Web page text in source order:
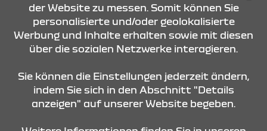
ÖFFNUNGSZEITEN
STANDORTE
der Website zu messen. Somit können Sie
personalisierte und/oder geolokalisierte
Werbung und Inhalte erhalten sowie mit diesen
über die sozialen Netzwerke interagieren.
Sie können die Einstellungen jederzeit ändern,
indem Sie sich in den Abschnitt "Details
anzeigen" auf unserer Website begeben.